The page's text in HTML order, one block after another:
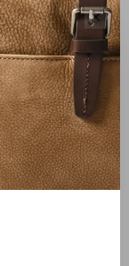
Nappa X
Wallet iPhone
PRO | vert
€22,50
✕